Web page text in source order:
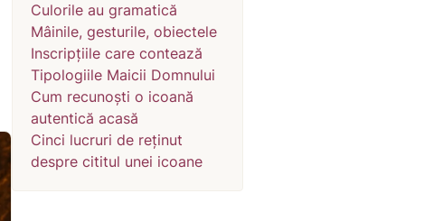
Culorile au gramatică
Mâinile, gesturile, obiectele
Inscripțiile care contează
Tipologiile Maicii Domnului
Cum recunoști o icoană
autentică acasă
Cinci lucruri de reținut
despre cititul unei icoane